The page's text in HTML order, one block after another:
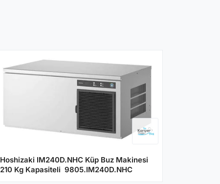
Hoshizaki IM240D.NHC Küp Buz Makinesi
210 Kg Kapasiteli 9805.IM240D.NHC